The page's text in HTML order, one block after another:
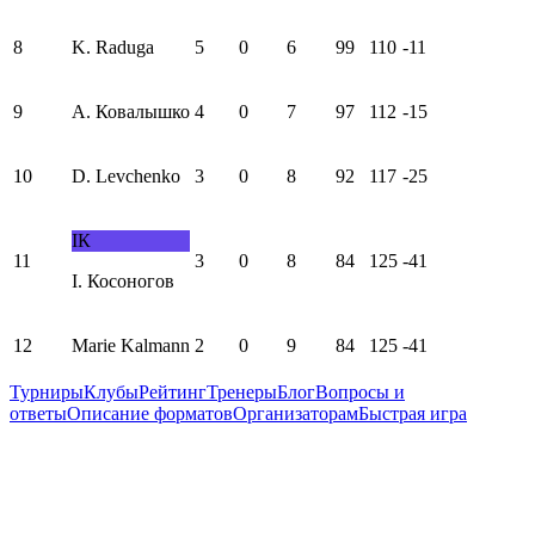
8 K. Raduga 5 0 6 99 110 -11
9 А. Ковалышко 4 0 7 97 112 -15
10 D. Levchenko 3 0 8 92 117 -25
11
IК
I. Косоногов
3 0 8 84 125 -41
12 Marie Kalmann 2 0 9 84 125 -41
ТурнирыКлубыРейтингТренерыБлогВопросы и
ответыОписание форматовОрганизаторамБыстрая игра